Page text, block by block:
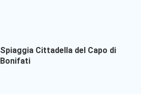
Spiaggia Cittadella del Capo di
Bonifati